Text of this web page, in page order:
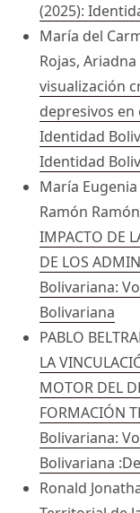
(2025):
María del
Rojas,
visualización
depresivos
Identidad
Identidad
María
Ramón
IMPACTO DE
DE LOS
Bolivariana:
Bolivariana
PABLO
LA
MOTOR DEL
FORMACIÓN
Bolivariana:
Bolivariana
Ronald